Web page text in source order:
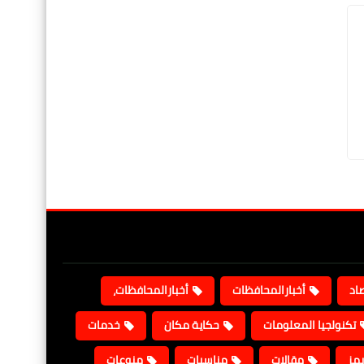
أخبارالمحافظات
أخبارالمحافظات،
تكنولجيا المعلومات
حكاية مكان
خدمات